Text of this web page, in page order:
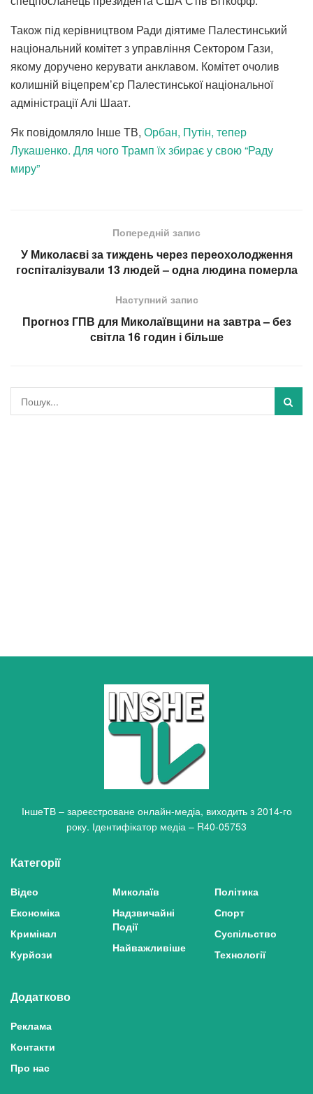
Також під керівництвом Ради діятиме Палестинський
національний комітет з управління Сектором Гази,
якому доручено керувати анклавом. Комітет очолив
колишній віцепрем’єр Палестинської національної
адміністрації Алі Шаат.
Як повідомляло Інше ТВ, Орбан, Путін, тепер
Лукашенко. Для чого Трамп їх збирає у свою “Раду
миру”
Попередній запис
У Миколаєві за тиждень через переохолодження
госпіталізували 13 людей – одна людина померла
Наступний запис
Прогноз ГПВ для Миколаївщини на завтра – без
світла 16 годин і більше
ІншеТВ – зареєстроване онлайн-медіа, виходить з 2014-го
року. Ідентифікатор медіа – R40-05753
Категорії
Відео
Економіка
Кримінал
Курйози
Миколаїв
Надзвичайні
Події
Найважливіше
Політика
Спорт
Суспільство
Технології
Додатково
Реклама
Контакти
Про нас